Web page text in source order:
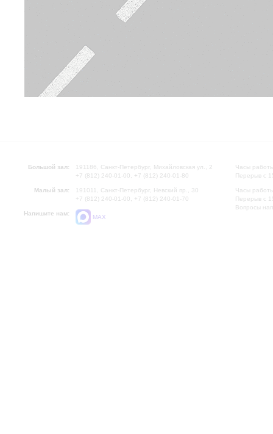
Большой зал:
191186, Санкт-Петербург, Михайловская ул., 2
+7 (812) 240-01-00, +7 (812) 240-01-80
Малый зал:
191011, Санкт-Петербург, Невский пр., 30
+7 (812) 240-01-00, +7 (812) 240-01-70
Напишите нам:
MAX
Часы
Перерыв с
Часы
Перерыв с
Вопросы